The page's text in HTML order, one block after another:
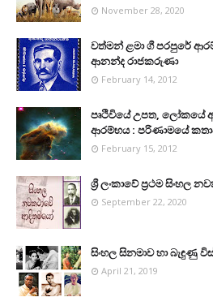
November 28, 2020
වත්මන් ළමා ගී පරපුරේ
ආනන්ද රාජකරුණා
February 14, 2012
පෘථිවියේ උපත, ලෝකයේ
ආරම්භය : පරිණාමයේ
February 15, 2012
ශ්‍රී ලංකාවේ ප්‍රථම සිංහල
September 22, 2020
සිංහල සිනමාව හා බැඳුණු
April 21, 2019